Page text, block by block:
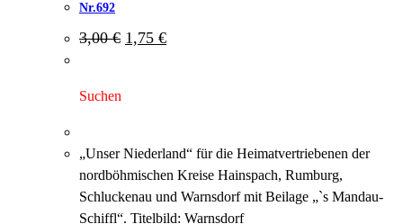
Nr.692
3,00€ Ursprünglicher
Preis
1,75 €Aktueller
Preis
Suchen
„Unser Niederland“ für die Heimatvertriebenen der
nordböhmischen Kreise Hainspach, Rumburg,
Schluckenau und Warnsdorf mit Beilage „`s Mandau-
Schiffl“. Titelbild: Warnsdorf